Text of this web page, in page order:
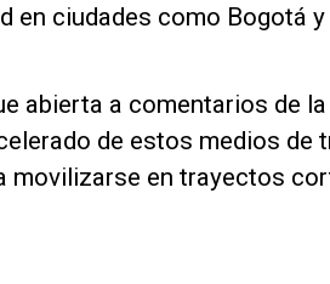
en ciudades como Bogotá
abierta a comentarios de
de estos medios de
movilizarse en trayectos